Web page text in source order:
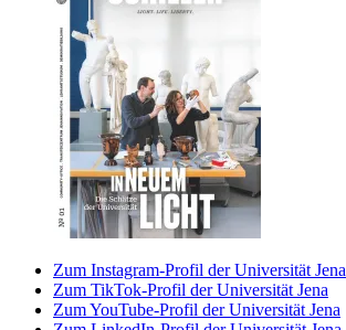
Zum Instagram-Profil der Universität Jena
Zum TikTok-Profil der Universität Jena
Zum YouTube-Profil der Universität Jena